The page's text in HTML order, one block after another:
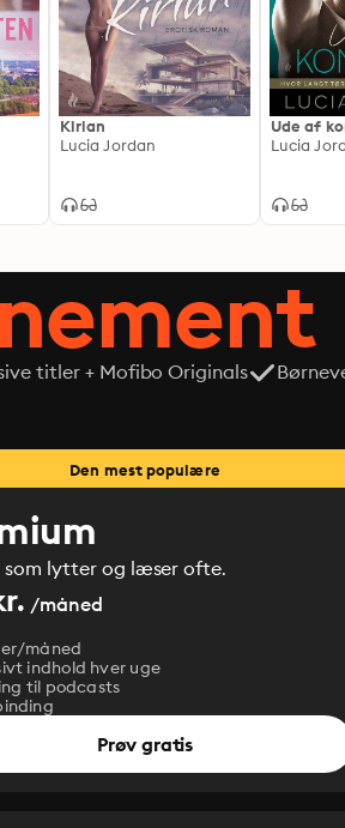
Kirian
Lucia Jordan
Ude af
Lucia
titler + Mofibo Originals
Den mest populære
som lytter og læser ofte.
/måned
måned
indhold hver uge
til podcasts
Prøv gratis